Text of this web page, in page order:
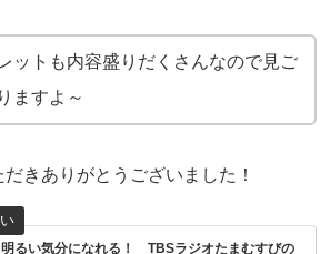
ットも内容盛りだくさんなので見ご
ますよ～
きありがとうございました！
明るい気分になれる！ TBSラジオたまむすびの